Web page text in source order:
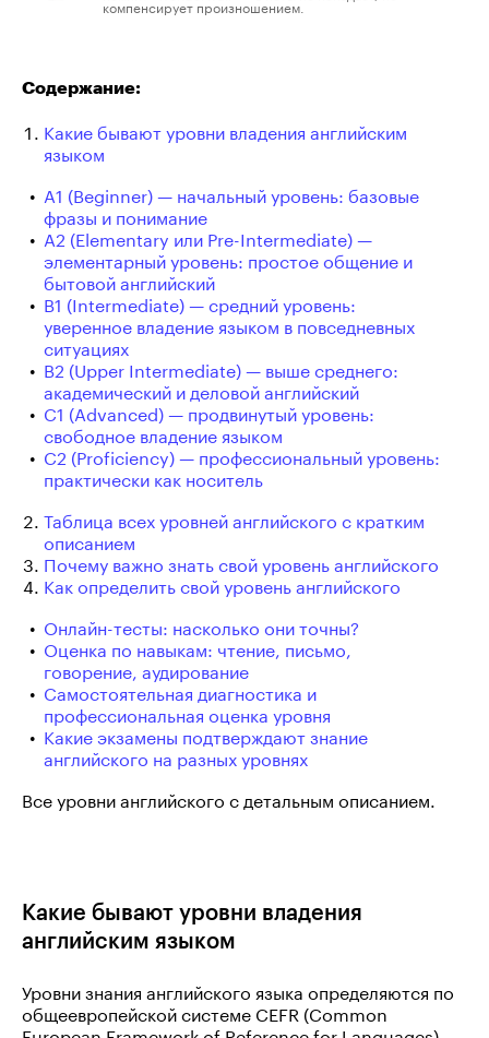
компенсирует произношением.
Содержание:
Какие бывают уровни владения английским
языком
A1 (Beginner) — начальный уровень: базовые
фразы и понимание
A2 (Elementary или Pre-Intermediate) —
элементарный уровень: простое общение и
бытовой английский
B1 (Intermediate) — средний уровень:
уверенное владение языком в повседневных
ситуациях
B2 (Upper Intermediate) — выше среднего:
академический и деловой английский
C1 (Advanced) — продвинутый уровень:
свободное владение языком
C2 (Proficiency) — профессиональный уровень:
практически как носитель
Таблица всех уровней английского с кратким
описанием
Почему важно знать свой уровень английского
Как определить свой уровень английского
Онлайн-тесты: насколько они точны?
Оценка по навыкам: чтение, письмо,
говорение, аудирование
Самостоятельная диагностика и
профессиональная оценка уровня
Какие экзамены подтверждают знание
английского на разных уровнях
Все уровни английского с детальным описанием.
Какие бывают уровни владения
английским языком
Уровни знания английского языка определяются по
общеевропейской системе CEFR (Common